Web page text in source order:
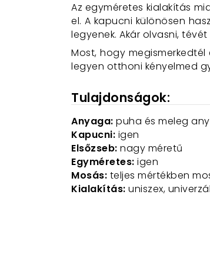
Az egyméretes kialakítás
el. A kapucni különösen
legyenek. Akár olvasni,
Most, hogy
legyen otthoni kényelmed
Tulajdonságok:
Anyaga: puha és meleg
Kapucni: igen
Elsőzseb: nagy méretű
Egyméretes: igen
Mosás: teljes mértékben
Kialakítás: uniszex,